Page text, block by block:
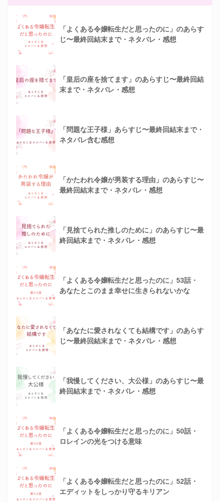
「よくある令嬢転生だと思ったのに」のあらす
じ〜最終回結末まで・ネタバレ・感想
「皇后の座を捨てます」のあらすじ〜最終回結
末まで・ネタバレ・感想
「問題な王子様」あらすじ〜最終回結末まで・
ネタバレ含む感想
「かたわれ令嬢が男装する理由」のあらすじ〜
最終回結末まで・ネタバレ・感想
「見捨てられた推しのために」のあらすじ〜最
終回結末まで・ネタバレ・感想
「よくある令嬢転生だと思ったのに」53話・
あなたとこのまま幸せに生きられないかな
「あなたに愛されなくても結構です」のあらす
じ〜最終回結末まで・ネタバレ・感想
「我慢してください、大公様」のあらすじ〜最
終回結末まで・ネタバレ・感想
「よくある令嬢転生だと思ったのに」50話・
ロレインの光をつける意味
「よくある令嬢転生だと思ったのに」52話・
エディットをしっかり守るキリアン